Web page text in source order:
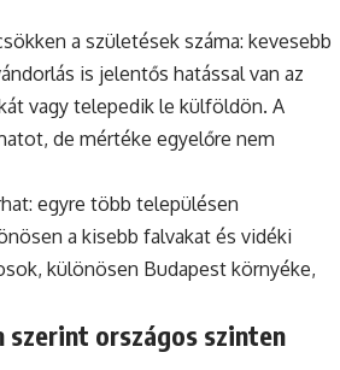
a születések száma: kevesebb
is jelentős hatással van az
vagy telepedik le külföldön. A
de mértéke egyelőre nem
egyre több településen
a kisebb falvakat és vidéki
különösen Budapest környéke,
szerint országos szinten